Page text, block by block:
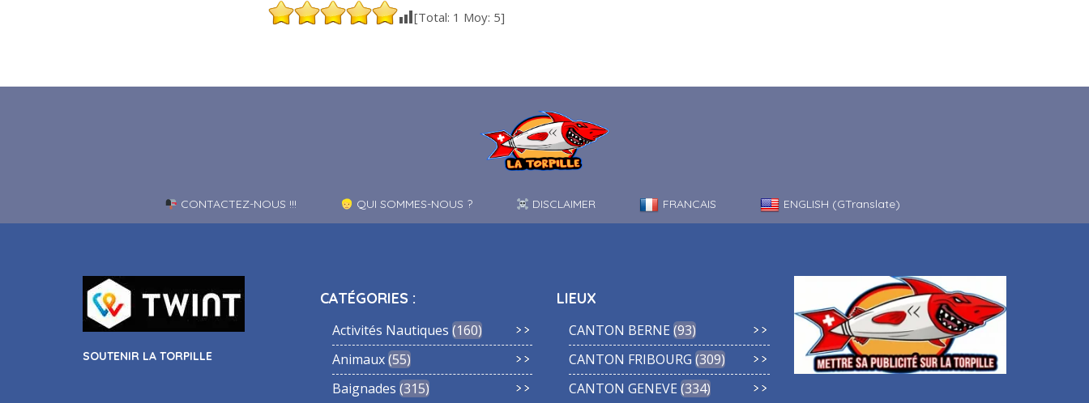
[Total: 1 Moy: 5]
CONTACTEZ-NOUS !!! QUI SOMMES-NOUS ? DISCLAIMER FRANCAIS ENGLISH (GTranslate)
SOUTENIR LA TORPILLE
CATÉGORIES :
Activités Nautiques 160
Animaux 55
Baignades 315
LIEUX
CANTON BERNE 93
CANTON FRIBOURG 309
CANTON GENEVE 334